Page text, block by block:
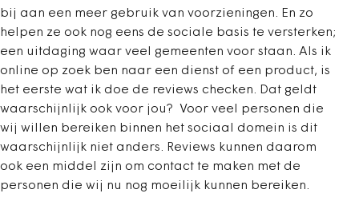
bij aan een meer gebruik van voorzieningen. En zo
helpen ze ook nog eens de sociale basis te versterken;
een uitdaging waar veel gemeenten voor staan. Als ik
online op zoek ben naar een dienst of een product, is
het eerste wat ik doe de reviews checken. Dat geldt
waarschijnlijk ook voor jou? Voor veel personen die
wij willen bereiken binnen het sociaal domein is dit
waarschijnlijk niet anders. Reviews kunnen daarom
ook een middel zijn om contact te maken met de
personen die wij nu nog moeilijk kunnen bereiken.